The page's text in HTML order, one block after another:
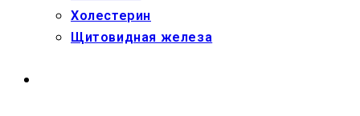
Холестерин
Щитовидная железа